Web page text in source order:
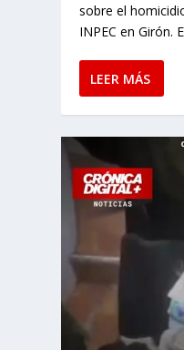
sobre el
INPEC en Girón.
LEER MÁS